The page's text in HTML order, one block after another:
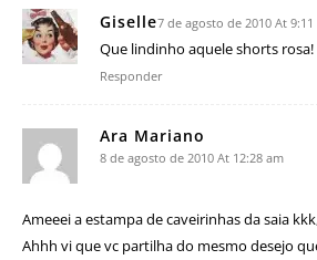
Giselle7 de agosto de 2010 At
Que lindinho aquele shorts
Responder
Ara Mariano
8 de agosto de 2010 At 12:28 am
Ameeei a estampa de caveirinhas da saia
Ahhh vi que vc partilha do mesmo desejo